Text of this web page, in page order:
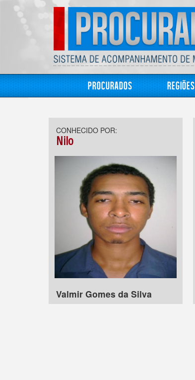
Procurados Regiões
CONHECIDO POR:
Nilo
Valmir Gomes da Silva